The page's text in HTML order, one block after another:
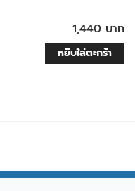
1,440 บาท
หยิบใส่ตะกร้า